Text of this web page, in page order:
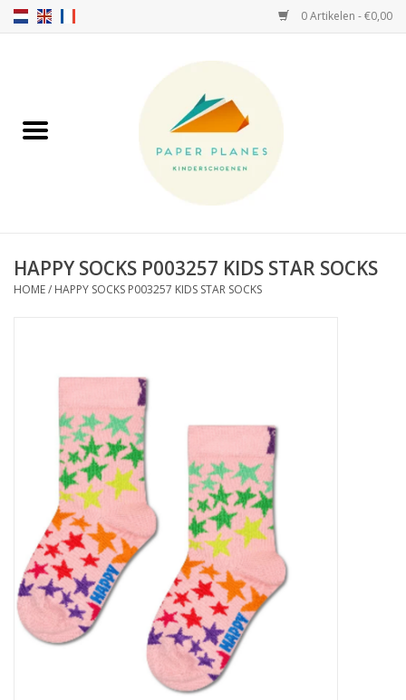
0 Artikelen - €0,00
FW26-27
HELLO HOSSY petten
SOFTSOLES
ACCESSOIRES
Cadeaubonnen
METEN IS WETEN!
#MYCLIENTSARETHECUTEST
HAPPY SOCKS P003257 KIDS STAR SOCKS
HOME/ HAPPY SOCKS P003257 KIDS STAR SOCKS